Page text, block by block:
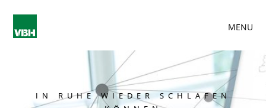
MENU
IN RUHE WIEDER SCHLAFEN